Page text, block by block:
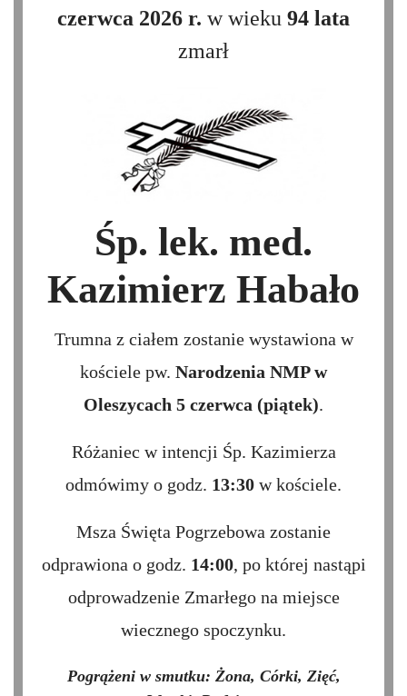
czerwca 2026 r. w wieku 94 lata
zmarł
Śp. lek. med.
Kazimierz Habało
Trumna z ciałem zostanie wystawiona w
kościele pw. Narodzenia NMP w
Oleszycach 5 czerwca (piątek).
Różaniec w intencji Śp. Kazimierza
odmówimy o godz. 13:30 w kościele.
Msza Święta Pogrzebowa zostanie
odprawiona o godz. 14:00, po której nastąpi
odprowadzenie Zmarłego na miejsce
wiecznego spoczynku.
Pogrążeni w smutku: Żona, Córki, Zięć,